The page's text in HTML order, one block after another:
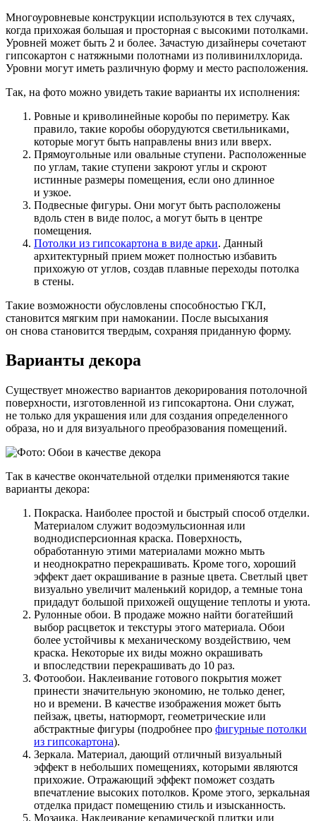
Многоуровневые конструкции используются в тех случаях,
когда прихожая большая и просторная с высокими потолками.
Уровней может быть 2 и более. Зачастую дизайнеры сочетают
гипсокартон с натяжными полотнами из поливинилхлорида.
Уровни могут иметь различную форму и место расположения.
Так, на фото можно увидеть такие варианты их исполнения:
Ровные и криволинейные коробы по периметру. Как
правило, такие коробы оборудуются светильниками,
которые могут быть направлены вниз или вверх.
Прямоугольные или овальные ступени. Расположенные
по углам, такие ступени закроют углы и скроют
истинные размеры помещения, если оно длинное
и узкое.
Подвесные фигуры. Они могут быть расположены
вдоль стен в виде полос, а могут быть в центре
помещения.
Потолки из гипсокартона в виде арки. Данный
архитектурный прием может полностью избавить
прихожую от углов, создав плавные переходы потолка
в стены.
Такие возможности обусловлены способностью ГКЛ,
становится мягким при намокании. После высыхания
он снова становится твердым, сохраняя приданную форму.
Варианты декора
Существует множество вариантов декорирования потолочной
поверхности, изготовленной из гипсокартона. Они служат,
не только для украшения или для создания определенного
образа, но и для визуального преобразования помещений.
Так в качестве окончательной отделки применяются такие
варианты декора:
Покраска. Наиболее простой и быстрый способ отделки.
Материалом служит водоэмульсионная или
воднодисперсионная краска. Поверхность,
обработанную этими материалами можно мыть
и неоднократно перекрашивать. Кроме того, хороший
эффект дает окрашивание в разные цвета. Светлый цвет
визуально увеличит маленький коридор, а темные тона
придадут большой прихожей ощущение теплоты и уюта.
Рулонные обои. В продаже можно найти богатейший
выбор расцветок и текстуры этого материала. Обои
более устойчивы к механическому воздействию, чем
краска. Некоторые их виды можно окрашивать
и впоследствии перекрашивать до 10 раз.
Фотообои. Наклеивание готового покрытия может
принести значительную экономию, не только денег,
но и времени. В качестве изображения может быть
пейзаж, цветы, натюрморт, геометрические или
абстрактные фигуры (подробнее про фигурные потолки
из гипсокартона).
Зеркала. Материал, дающий отличный визуальный
эффект в небольших помещениях, которыми являются
прихожие. Отражающий эффект поможет создать
впечатление высоких потолков. Кроме этого, зеркальная
отделка придаст помещению стиль и изысканность.
Мозаика. Наклеивание керамической плитки или